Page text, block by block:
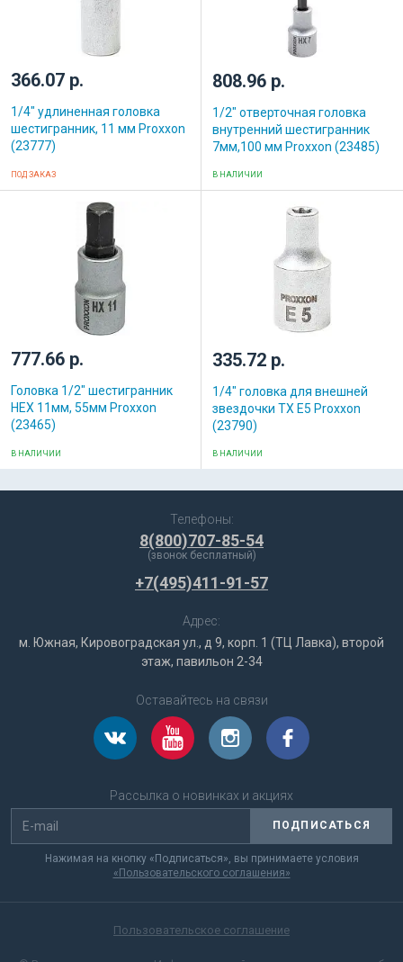
366.07 р.
1/4" удлиненная головка
шестигранник, 11 мм Proxxon
(23777)
ПОД ЗАКАЗ
808.96 р.
1/2" отверточная головка
внутренний шестигранник
7мм,100 мм Proxxon (23485)
В НАЛИЧИИ
777.66 р.
Головка 1/2" шестигранник
HEX 11мм, 55мм Proxxon
(23465)
В НАЛИЧИИ
335.72 р.
1/4" головка для внешней
звездочки ТХ Е5 Proxxon
(23790)
В НАЛИЧИИ
Телефоны:
8(800)707-85-54
(звонок бесплатный)
+7(495)411-91-57
Адрес:
м. Южная, Кировоградская ул., д 9, корп. 1 (ТЦ Лавка), второй
этаж, павильон 2-34
Оставайтесь на связи
Рассылка о новинках и акциях
ПОДПИСАТЬСЯ
Нажимая на кнопку «Подписаться», вы принимаете условия
«Пользовательского соглашения»
Пользовательское соглашение